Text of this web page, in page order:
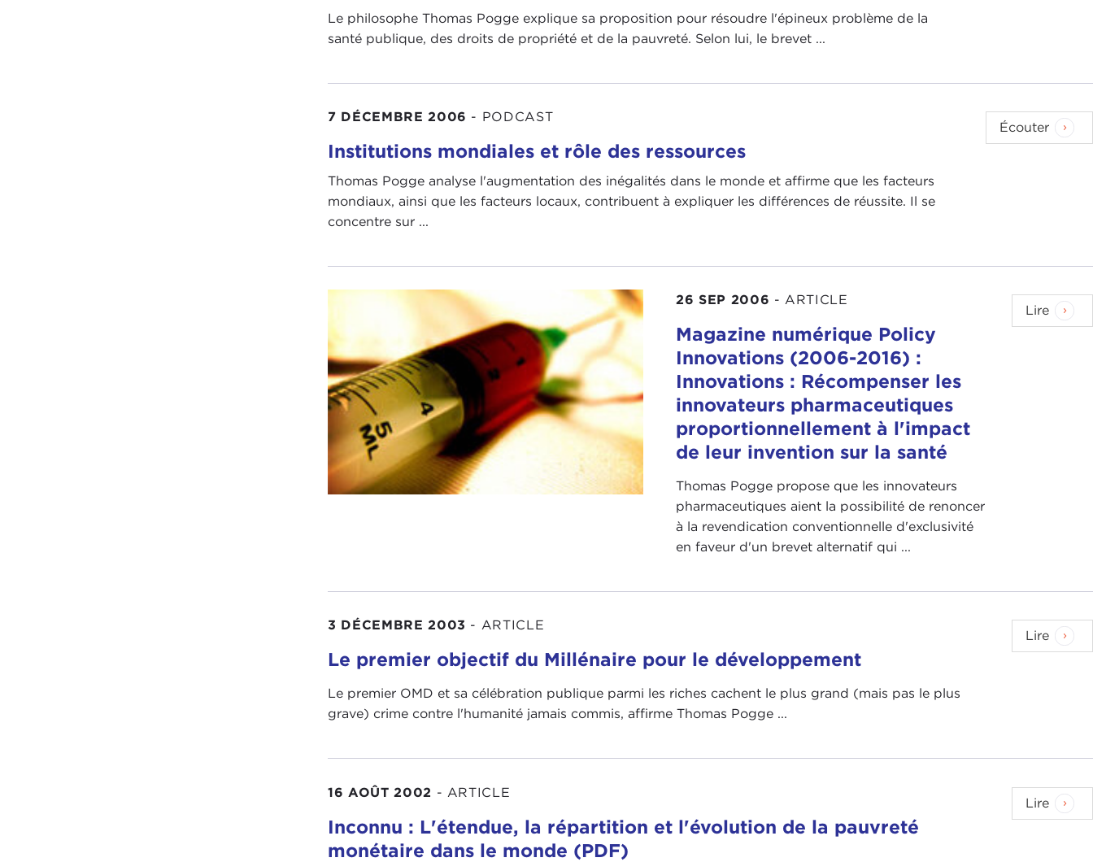
Le philosophe Thomas Pogge explique sa proposition pour résoudre l'épineux problème de la
santé publique, des droits de propriété et de la pauvreté. Selon lui, le brevet ...
7 DÉCEMBRE 2006 - PODCAST
Institutions mondiales et rôle des ressources
Thomas Pogge analyse l'augmentation des inégalités dans le monde et affirme que les facteurs
mondiaux, ainsi que les facteurs locaux, contribuent à expliquer les différences de réussite. Il se
concentre sur ...
Écouter
26 SEP 2006 - ARTICLE
Magazine numérique Policy
Innovations (2006-2016) :
Innovations : Récompenser les
innovateurs pharmaceutiques
proportionnellement à l'impact
de leur invention sur la santé
Thomas Pogge propose que les innovateurs
pharmaceutiques aient la possibilité de renoncer
à la revendication conventionnelle d'exclusivité
en faveur d'un brevet alternatif qui ...
Lire
3 DÉCEMBRE 2003 - ARTICLE
Le premier objectif du Millénaire pour le développement
Le premier OMD et sa célébration publique parmi les riches cachent le plus grand (mais pas le plus
grave) crime contre l'humanité jamais commis, affirme Thomas Pogge ...
Lire
16 AOÛT 2002 - ARTICLE
Inconnu : L'étendue, la répartition et l'évolution de la pauvreté
monétaire dans le monde (PDF)
Lire